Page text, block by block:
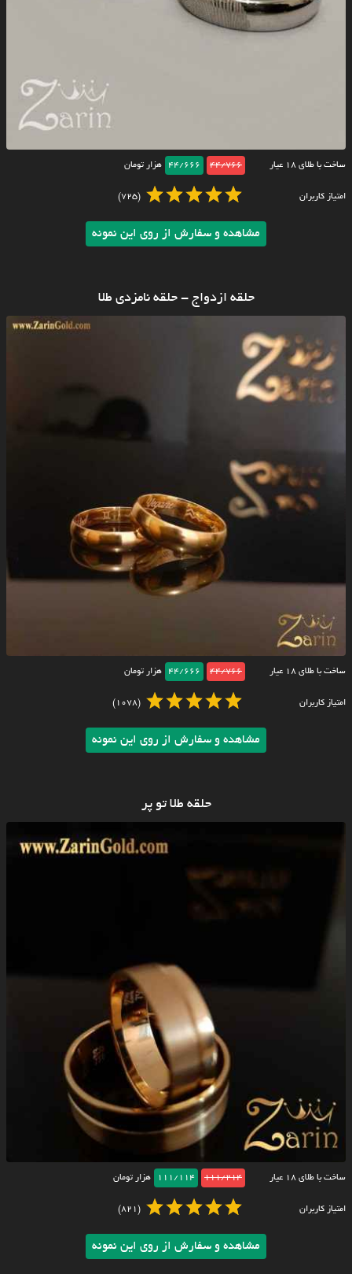
ساخت با طلای ۱۸ عیار 44/766
44/666 هزار تومان
امتیاز کاربران (725)
مشاهده و سفارش از روی این نمونه
حلقه ازدواج - حلقه نامزدی طلا
ساخت با طلای ۱۸ عیار 44/766
44/666 هزار تومان
امتیاز کاربران (1078)
مشاهده و سفارش از روی این نمونه
حلقه طلا تو پر
ساخت با طلای ۱۸ عیار 111/214
111/114 هزار تومان
امتیاز کاربران (821)
مشاهده و سفارش از روی این نمونه